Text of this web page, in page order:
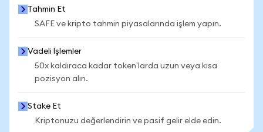
Tahmin Et
SAFE ve kripto tahmin piyasalarında işlem yapın.
Vadeli İşlemler
50x kaldıraca kadar token'larda uzun veya kısa
pozisyon alın.
Stake Et
Kriptonuzu değerlendirin ve pasif gelir elde edin.